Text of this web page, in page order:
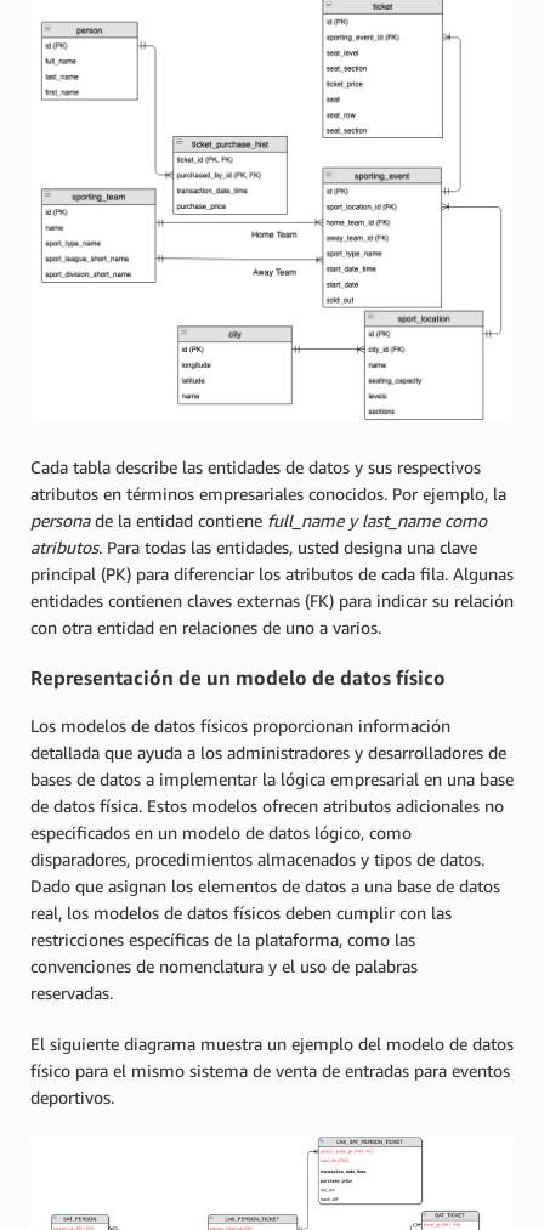
Cada tabla describe las entidades de datos y sus respectivos
atributos en términos empresariales conocidos. Por ejemplo, la
personade la entidad contiene full_name y last_name como
atributos. Para todas las entidades, usted designa una clave
principal (PK) para diferenciar los atributos de cada fila. Algunas
entidades contienen claves externas (FK) para indicar su relación
con otra entidad en relaciones de uno a varios.
Representación de un modelo de datos físico
Los modelos de datos físicos proporcionan información
detallada que ayuda a los administradores y desarrolladores de
bases de datos a implementar la lógica empresarial en una base
de datos física. Estos modelos ofrecen atributos adicionales no
especificados en un modelo de datos lógico, como
disparadores, procedimientos almacenados y tipos de datos.
Dado que asignan los elementos de datos a una base de datos
real, los modelos de datos físicos deben cumplir con las
restricciones específicas de la plataforma, como las
convenciones de nomenclatura y el uso de palabras
reservadas.
El siguiente diagrama muestra un ejemplo del modelo de datos
físico para el mismo sistema de venta de entradas para eventos
deportivos.